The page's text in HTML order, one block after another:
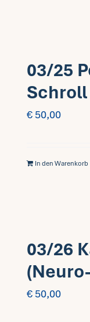
03/25
Schroll
€ 50,00
In den Warenkorb
03/26
€ 50,00